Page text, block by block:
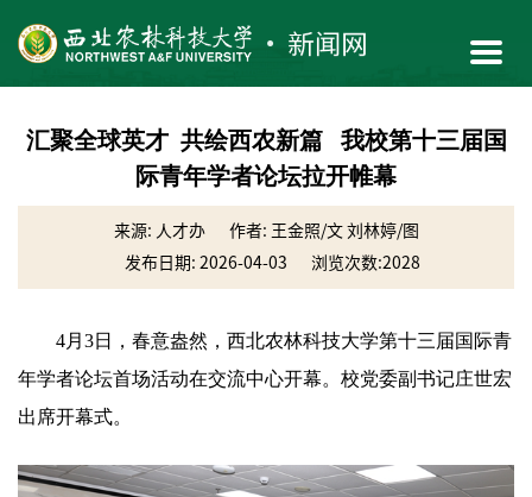
汇聚全球英才 共绘西农新篇 我校第十三届国
际青年学者论坛拉开帷幕
来源: 人才办
作者: 王金照/文 刘林婷/图
发布日期: 2026-04-03
浏览次数:2028
4月3日，春意盎然，西北农林科技大学第十三届国际青
年学者论坛首场活动在交流中心开幕。校党委副书记庄世宏
出席开幕式。